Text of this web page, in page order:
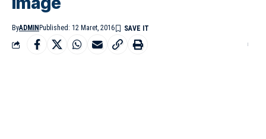
ByADMIN Published: 12 Maret, 2016